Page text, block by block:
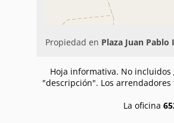
Propiedad en Plaza Juan Pablo
Hoja informativa. No
"descripción". Los
La oficina